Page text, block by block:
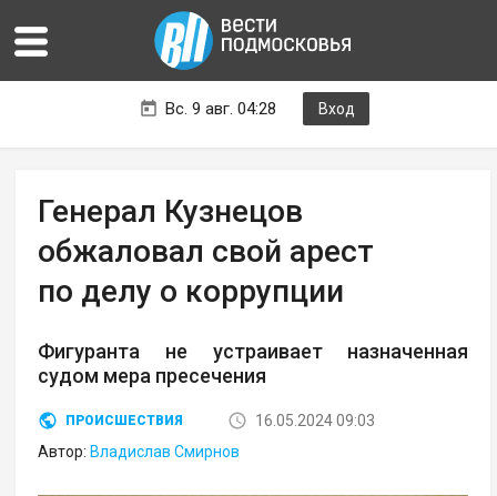
Вс. 9 авг. 04:28 Вход
Генерал Кузнецов
обжаловал свой арест
по делу о коррупции
Фигуранта не устраивает назначенная
судом мера пресечения
ПРОИСШЕСТВИЯ
16.05.2024 09:03
Автор: Владислав Смирнов